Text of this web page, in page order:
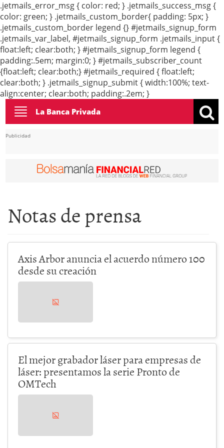
.jetmails_error_msg { color: red; } .jetmails_success_msg {
color: green; } .jetmails_custom_border{ padding: 5px; }
.jetmails_custom_border legend {} #jetmails_signup_form
.jetmails_var_label, #jetmails_signup_form .jetmails_input {
float:left; clear:both; } #jetmails_signup_form legend {
padding:.5em; margin:0; } #jetmails_subscriber_count
{float:left; clear:both;} #jetmails_required { float:left;
clear:both; } .jetmails_signup_submit { width:100%; text-
align:center; clear:both; padding:.2em; }
Toggle
navigation
La Banca Privada
Publicidad
Notas de prensa
Axis Arbor anuncia el acuerdo número 100
desde su creación
El mejor grabador láser para empresas de
láser: presentamos la serie Pronto de
OMTech